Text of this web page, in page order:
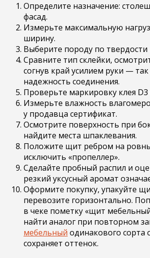
Определите назначение:
фасад.
Измерьте максимальную
ширину.
Выберите породу по твердости
Сравните тип склейки,
согнув край усилием руки —
надежность соединения.
Проверьте маркировку клея D3
Измерьте влажность
у продавца сертификат.
Осмотрите поверхность при
найдите места шпаклевания.
Положите щит ребром на
исключить «пропеллер».
Сделайте пробный распил и
резкий уксусный аромат
Оформите покупку, упакуйте
перевозите горизонтально.
в чеке пометку «щит
найти аналог при повторном
мебельный одинакового сорта
сохраняет оттенок.